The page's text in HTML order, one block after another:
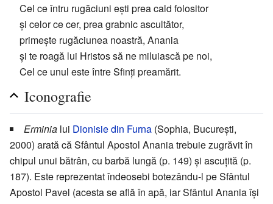
Cel ce întru rugăciuni ești prea cald folositor
și celor ce cer, prea grabnic ascultător,
primește rugăciunea noastră, Anania
și te roagă lui Hristos să ne miluiască pe noi,
Cel ce unul este între Sfinţi preamărit.
Iconografie
Erminia lui Dionisie din Furna (Sophia, București,
2000) arată că Sfântul Apostol Anania trebuie zugrăvit în
chipul unui bătrân, cu barbă lungă (p. 149) și ascuțită (p.
187). Este reprezentat îndeosebi botezându-l pe Sfântul
Apostol Pavel (acesta se află în apă, iar Sfântul Anania își